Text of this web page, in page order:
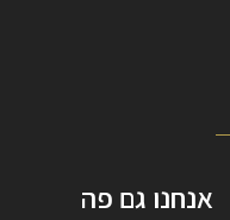
אנחנו גם פה